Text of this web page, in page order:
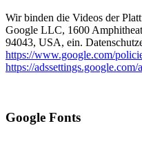
Wir binden die Videos der
Google LLC, 1600
94043, USA, ein.
https://www.google.com/
https://adssettings.google.com/
Google Fonts